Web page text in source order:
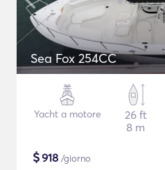
Sea Fox 254CC
Yacht a motore
26 ft
8 m
$918 /giorno